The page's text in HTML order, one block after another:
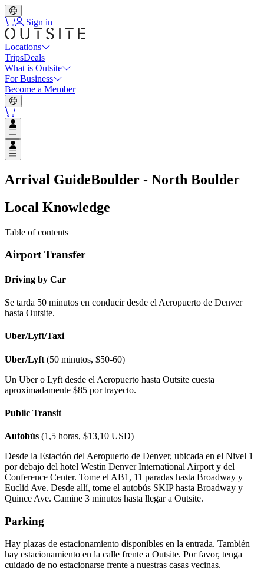
Sign in
Locations
TripsDeals
What is Outsite
For Business
Become a Member
Open user menu
Open user menu
Arrival GuideBoulder - North Boulder
Local Knowledge
Table of contents
Airport Transfer
Driving by Car
Se tarda 50 minutos en conducir desde el Aeropuerto de Denver
hasta Outsite.
Uber/Lyft/Taxi
Uber/Lyft (50 minutos, $50-60)
Un Uber o Lyft desde el Aeropuerto hasta Outsite cuesta
aproximadamente $85 por trayecto.
Public Transit
Autobús (1,5 horas, $13,10 USD)
Desde la Estación del Aeropuerto de Denver, ubicada en el Nivel 1
por debajo del hotel Westin Denver International Airport y del
Conference Center. Tome el AB1, 11 paradas hasta Broadway y
Euclid Ave. Desde allí, tome el autobús SKIP hasta Broadway y
Quince Ave. Camine 3 minutos hasta llegar a Outsite.
Parking
Hay plazas de estacionamiento disponibles en la entrada. También
hay estacionamiento en la calle frente a Outsite. Por favor, tenga
cuidado de no estacionarse frente a nuestras casas vecinas.